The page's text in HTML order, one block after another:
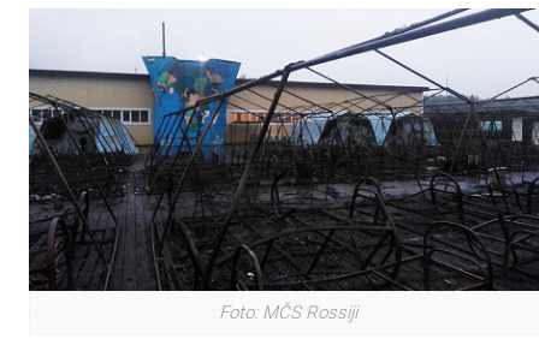
Foto: MČS Rossiji